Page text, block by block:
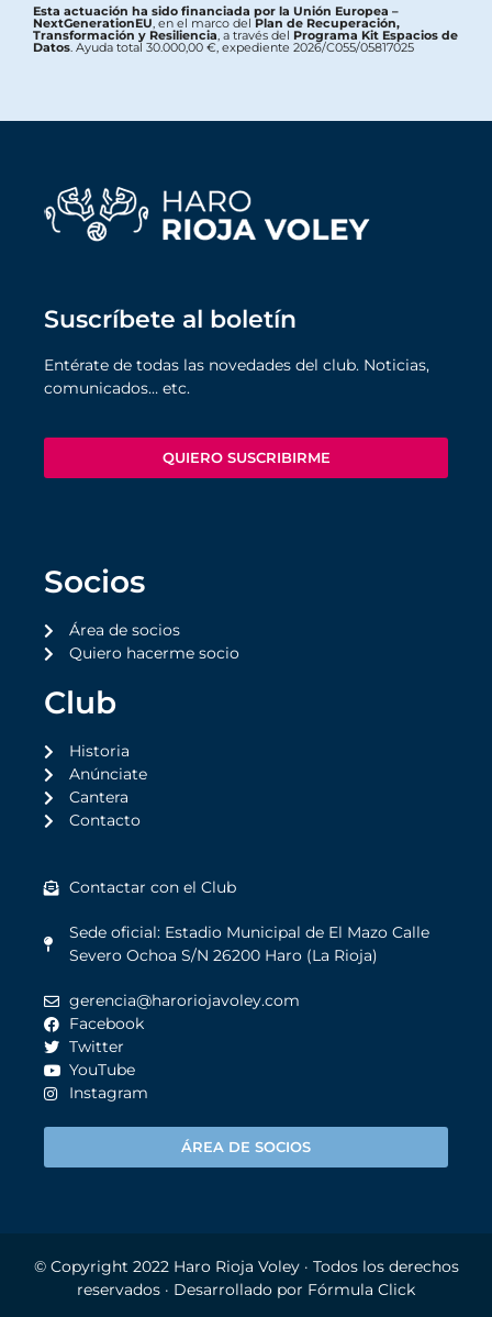
Esta actuación ha sido financiada por la Unión Europea –
NextGenerationEU , en el marco delPlan de Recuperación,
Transformación y Resiliencia , a través del Programa Kit Espacios de
Datos . Ayuda total 30.000,00 €, expediente 2026/C055/05817025
Suscríbete al boletín
Entérate de todas las novedades del club. Noticias,
comunicados… etc.
QUIERO SUSCRIBIRME
Socios
Área de socios
Quiero hacerme socio
Club
Historia
Anúnciate
Cantera
Contacto
Contactar con el Club
Sede oficial: Estadio Municipal de El Mazo Calle
Severo Ochoa S/N 26200 Haro (La Rioja)
gerencia@haroriojavoley.com
Facebook
Twitter
YouTube
Instagram
ÁREA DE SOCIOS
© Copyright 2022 Haro Rioja Voley· Todos los derechos
reservados · Desarrollado por Fórmula Click